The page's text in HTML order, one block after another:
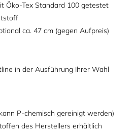
Öko-Tex Standard 100 getestet
ca. 47 cm (gegen Aufpreis)
in der Ausführung Ihrer Wahl
P-chemisch gereinigt werden)
des Herstellers erhältlich